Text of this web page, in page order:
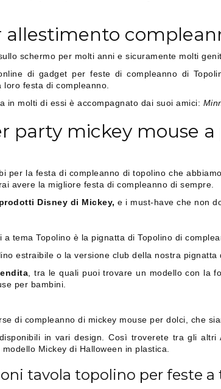
allestimento
schermo per molti anni e sicuramente molti
di gadget per feste di compleanno di
festa di compleanno.
in molti di essi è accompagnato dai suoi amici:
party mickey mouse
per la festa di compleanno di topolino che
avere la migliore festa di compleanno di sempre.
Disney di Mickey, e i must-have che non
tema Topolino è la pignatta di Topolino di
estraibile o la versione club della nostra
, tra le quali puoi trovare un modello con la
per bambini.
di compleanno di mickey mouse per dolci, che
in vari design. Così troverete tra gli
Mickey di Halloween in plastica.
tavola topolino per feste